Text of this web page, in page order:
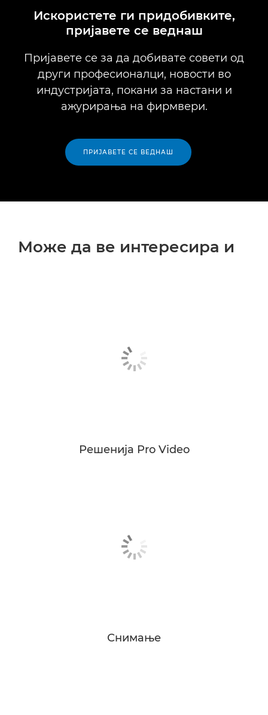
Искористете ги придобивките,
пријавете се веднаш
Пријавете се за да добивате совети од
други професионалци, новости во
индустријата, покани за настани и
ажурирања на фирмвери.
ПРИЈАВЕТЕ СЕ ВЕДНАШ
Може да ве интересира и
Решенија Pro Video
Снимање